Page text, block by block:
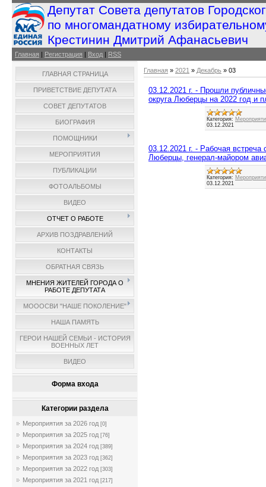
Депутат Совета депутатов
по многомандатному
Крестинин Дмитрий Афанасьевич
Главная | Регистрация | Вход | RSS
ГЛАВНАЯ СТРАНИЦА
ПРИВЕТСТВИЕ ДЕПУТАТА
СОВЕТ ДЕПУТАТОВ
БИОГРАФИЯ
ПОМОЩНИКИ
МЕРОПРИЯТИЯ
ПУБЛИКАЦИИ
ФОТОАЛЬБОМЫ
ВИДЕО
ОТЧЕТ О РАБОТЕ
АРХИВ ПОЗДРАВЛЕНИЙ
КОНТАКТЫ
ОБРАТНАЯ СВЯЗЬ
МНЕНИЯ ЖИТЕЛЕЙ ГОРОДА О
РАБОТЕ ДЕПУТАТА
МОООСВИ "НАШЕ ПОКОЛЕНИЕ"
НАША ПАМЯТЬ
ГЕРОИ НАШЕЙ СЕМЬИ - ИСТОРИЯ
ВОЕННЫХ ЛЕТ
ВИДЕО
Форма входа
Категории раздела
Мероприятия за 2026 год [0]
Мероприятия за 2025 год [76]
Мероприятия за 2024 год [389]
Мероприятия за 2023 год [362]
Мероприятия за 2022 год [303]
Мероприятия за 2021 год [217]
Главная » 2021 » Декабрь » 03
03.12.2021 г. - Прошли
округа Люберцы на 2022 год и
Категория:
03.12.2021
03.12.2021 г. - Рабочая
Люберцы, генерал-майором
Категория:
03.12.2021